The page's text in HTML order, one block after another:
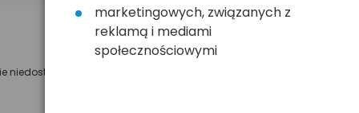
niedostępny
Powiadom mnie o dostępności
marketingowych, związanych z
reklamą i mediami
społecznościowymi